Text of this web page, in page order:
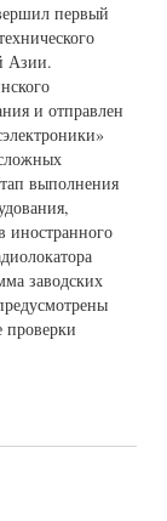
первый
Азии.
и отправлен
выполнения
иностранного
заводских
проверки